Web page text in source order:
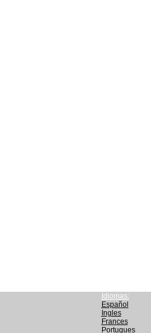
Idiomas:
Español
Ingles
Frances
Portugues